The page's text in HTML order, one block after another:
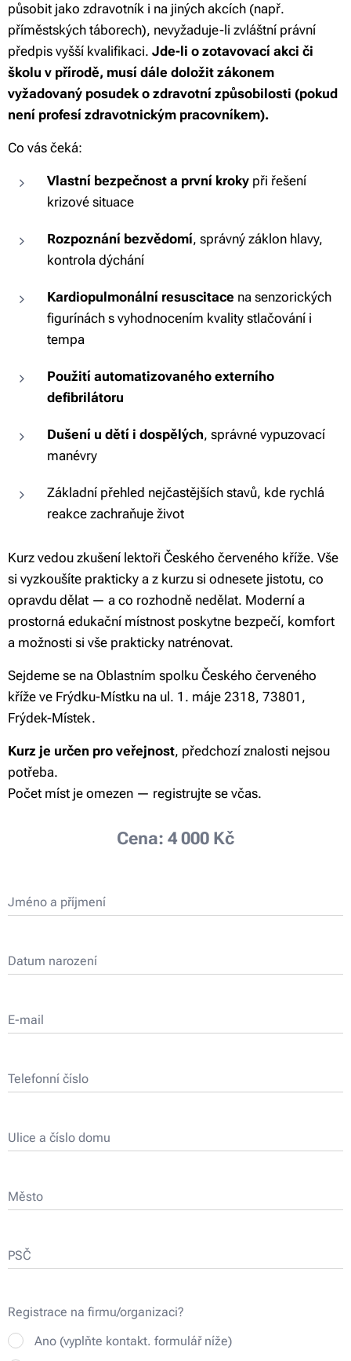
působit jako zdravotník i na jiných akcích (např.
příměstských táborech), nevyžaduje-li zvláštní právní
předpis vyšší kvalifikaci. Jde-li o zotavovací akci či
školu v přírodě, musí dále doložit zákonem
vyžadovaný posudek o zdravotní způsobilosti (pokud
není profesí zdravotnickým pracovníkem).
Co vás čeká:
Vlastní bezpečnost a první kroky při řešení
krizové situace
Rozpoznání bezvědomí, správný záklon hlavy,
kontrola dýchání
Kardiopulmonální resuscitace na senzorických
figurínách s vyhodnocením kvality stlačování i
tempa
Použití automatizovaného externího
defibrilátoru
Dušení u dětí i dospělých, správné vypuzovací
manévry
Základní přehled nejčastějších stavů, kde rychlá
reakce zachraňuje život
Kurz vedou zkušení lektoři Českého červeného kříže. Vše
si vyzkoušíte prakticky a z kurzu si odnesete jistotu, co
opravdu dělat — a co rozhodně nedělat. Moderní a
prostorná edukační místnost poskytne bezpečí, komfort
a možnosti si vše prakticky natrénovat.
Sejdeme se na Oblastním spolku Českého červeného
kříže ve Frýdku-Místku na ul. 1. máje 2318, 73801,
Frýdek-Místek.
Kurz je určen pro veřejnost, předchozí znalosti nejsou
potřeba.
Počet míst je omezen — registrujte se včas.
Cena: 4 000 Kč
Jméno a příjmení
Datum narození
E-mail
Telefonní číslo
Ulice a číslo domu
Město
PSČ
Registrace na firmu/organizaci?
Ano (vyplňte kontakt. formulář níže)